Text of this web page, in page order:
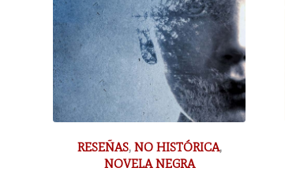
RESEÑAS, NO HISTÓRICA,
NOVELA NEGRA